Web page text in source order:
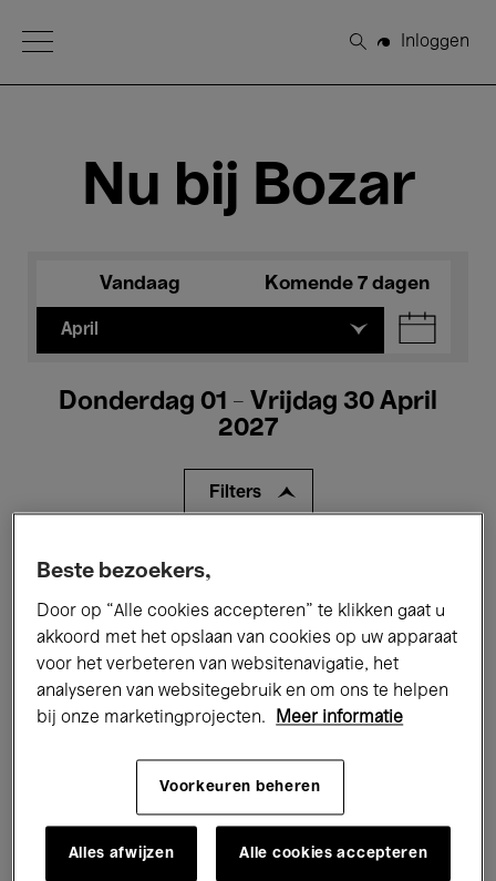
Open Menu
Zoeken
Inloggen
Nu bij Bozar
Vandaag Komende 7 dagen
April
Donderdag 01 - Vrijdag 30 April
2027
Filters
Alle evenementen
Tentoonstellingen Films
Performances Lezingen & Debatten
Jazz Klassieke Muziek Global Music
Voor iedereen Kids’ Palace
Beste bezoekers,
Door op “Alle cookies accepteren” te klikken gaat u
akkoord met het opslaan van cookies op uw apparaat
voor het verbeteren van websitenavigatie, het
analyseren van websitegebruik en om ons te helpen
bij onze marketingprojecten.
Meer informatie
Voorkeuren beheren
Alles afwijzen Alle cookies accepteren